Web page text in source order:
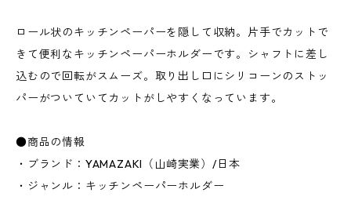
ロール状のキッチンペーパーを隠して収納。片手でカットで
きて便利なキッチンペーパーホルダーです。シャフトに差し
込むので回転がスムーズ。取り出し口にシリコーンのストッ
パーがついていてカットがしやすくなっています。
●商品の情報
・ブランド：YAMAZAKI（山崎実業）/日本
・ジャンル：キッチンペーパーホルダー